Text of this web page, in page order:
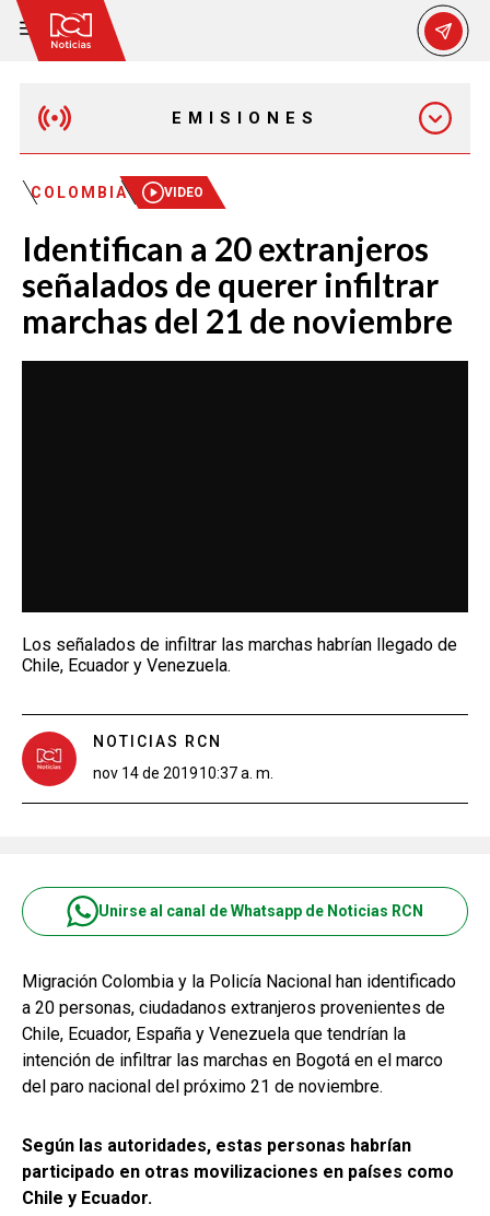
EMISIONES
MAÑANA EXPRESS
EMISIÓN 12:30 PM
EMISIÓN 7:00 PM
COLOMBIA VIDEO
Identifican a 20 extranjeros
señalados de querer infiltrar
marchas del 21 de noviembre
Los señalados de infiltrar las marchas habrían llegado de
Chile, Ecuador y Venezuela.
NOTICIAS RCN
nov 14 de 201910:37 a. m.
Unirse al canal de Whatsapp de Noticias RCN
Migración Colombia y la Policía Nacional han identificado
a 20 personas, ciudadanos extranjeros provenientes de
Chile, Ecuador, España y Venezuela que tendrían la
intención de infiltrar las marchas en Bogotá en el marco
del paro nacional del próximo 21 de noviembre.
Según las autoridades, estas personas habrían
participado en otras movilizaciones en países como
Chile y Ecuador.